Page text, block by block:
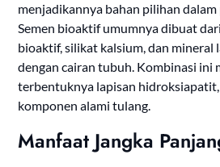
menjadikannya bahan pilihan
Semen bioaktif umumnya dibuat
bioaktif, silikat kalsium, dan mineral
dengan cairan tubuh. Kombinasi ini
terbentuknya lapisan
komponen alami tulang.
Manfaat Jangka